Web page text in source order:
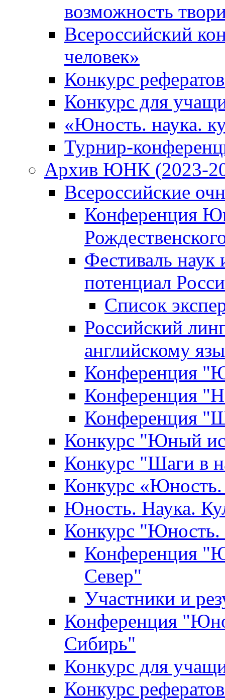
возможность
Всероссийский
человек»
Конкурс
Конкурс для
«Юность. наука.
Турнир-
Архив ЮНК (2023-
Всероссийские
Конференция
Фестиваль наук
потенциал
Список
Российский
английскому
Конференция
Конференция
Конференция
Конкурс "Юный
Конкурс "Шаги в
Конкурс «Юность.
Юность. Наука.
Конкурс "Юность.
Конференция
Север"
Участники и
Конференция
Сибирь"
Конкурс для
Конкурс